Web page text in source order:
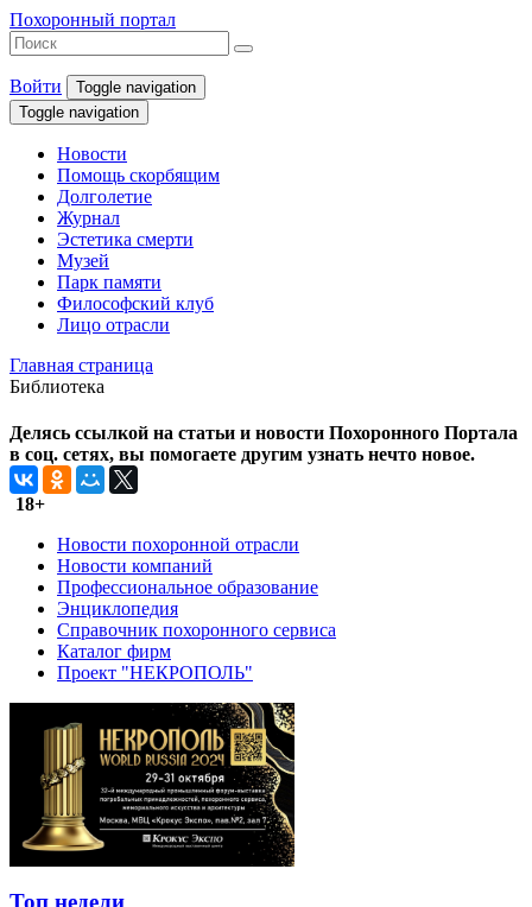
Похоронный портал
Войти
Toggle navigation
Toggle navigation
Новости
Помощь скорбящим
Долголетие
Журнал
Эстетика смерти
Музей
Парк памяти
Философский клуб
Лицо отрасли
Главная страница
Библиотека
Делясь ссылкой на статьи и новости Похоронного Портала
в соц. сетях, вы помогаете другим узнать нечто новое.
18+
Новости похоронной отрасли
Новости компаний
Профессиональное образование
Энциклопедия
Справочник похоронного сервиса
Каталог фирм
Проект "НЕКРОПОЛЬ"
Топ недели